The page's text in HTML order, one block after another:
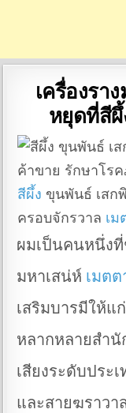
เครื่องรา
หยุดที่สีผึ้
สีผึ้ง ขุนพันธ์ เสก
ครอบจักรวาล เม
ผมเป็นคนหนึ่งที่
มหาเสน่ห์ เมตต
เสริมบารมีให้แ
หลากหลายสำนั
เสียงระดับประ
และสายฆราวา